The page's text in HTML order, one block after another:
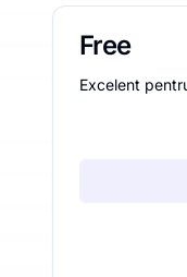
Free
Excelent